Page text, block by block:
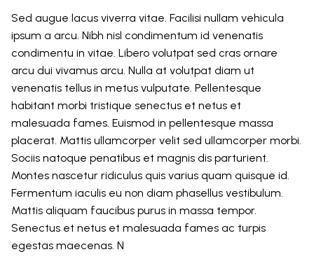
Sed augue lacus viverra vitae. Facilisi nullam vehicula
ipsum a arcu. Nibh nisl condimentum id venenatis
condimentu in vitae. Libero volutpat sed cras ornare
arcu dui vivamus arcu. Nulla at volutpat diam ut
venenatis tellus in metus vulputate. Pellentesque
habitant morbi tristique senectus et netus et
malesuada fames. Euismod in pellentesque massa
placerat. Mattis ullamcorper velit sed ullamcorper morbi.
Sociis natoque penatibus et magnis dis parturient.
Montes nascetur ridiculus quis varius quam quisque id.
Fermentum iaculis eu non diam phasellus vestibulum.
Mattis aliquam faucibus purus in massa tempor.
Senectus et netus et malesuada fames ac turpis
egestas maecenas. N